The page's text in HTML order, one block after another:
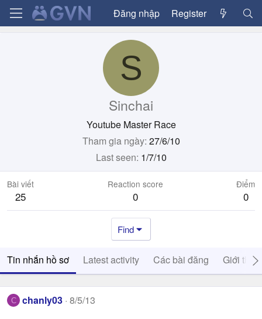
Đăng nhập Register
S
Sinchai
Youtube Master Race
Tham gia ngày 27/6/10
Last seen 1/7/10
Bài viết
25
Reaction score
0
Điểm
0
Find
Tin nhắn hồ sơ Latest activity Các bài đăng Giới thiệu
C chanly03 8/5/13